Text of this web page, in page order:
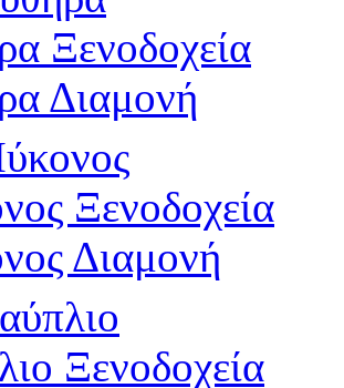
Ξενοδοχεία
Διαμονή
Ξενοδοχεία
Διαμονή
Ξενοδοχεία